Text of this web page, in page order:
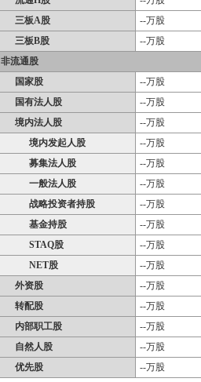
三板A股
--万股
三板B股
--万股
非流通股
国家股
--万股
国有法人股
--万股
境内法人股
--万股
境内发起人股
--万股
募集法人股
--万股
一般法人股
--万股
战略投资者持股
--万股
基金持股
--万股
STAQ股
--万股
NET股
--万股
外资股
--万股
转配股
--万股
内部职工股
--万股
自然人股
--万股
优先股
--万股